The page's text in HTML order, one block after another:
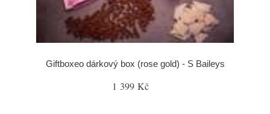
Giftboxeo dárkový box (rose gold) - S Baileys
1 399 Kč